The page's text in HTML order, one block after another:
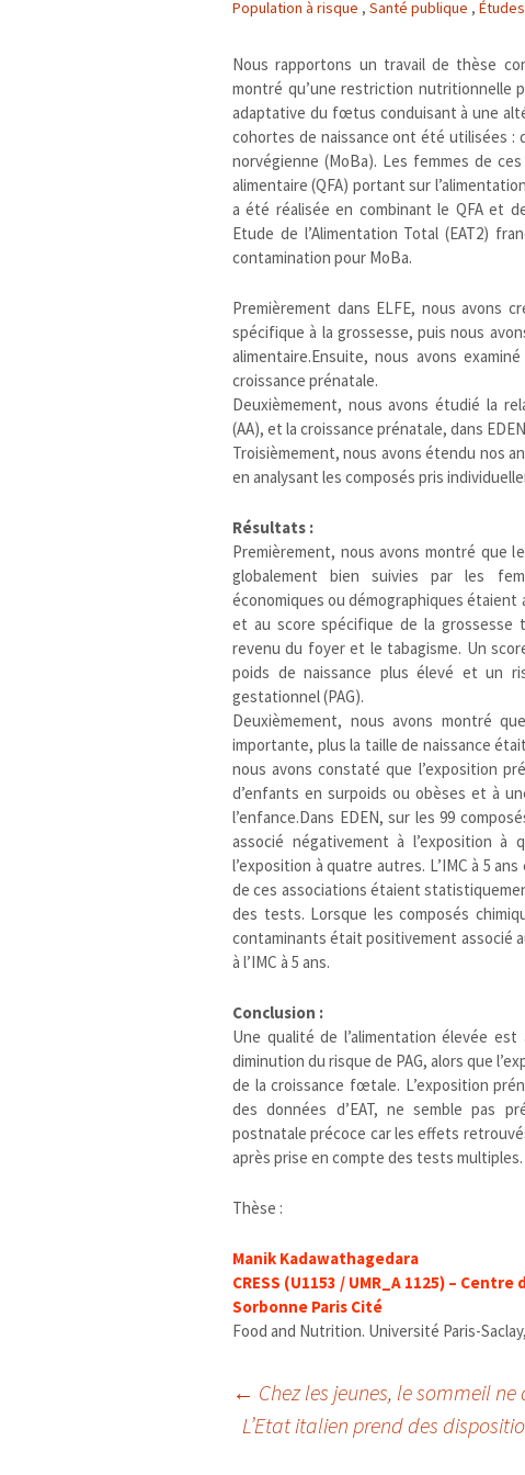
Population à risque , Santé publique ,
Nous rapportons un travail de thèse
montré qu’une restriction nutritionnelle
adaptative du fœtus conduisant à une
cohortes de naissance ont été utilisées :
norvégienne (MoBa). Les femmes de
alimentaire (QFA) portant sur
a été réalisée en combinant le QFA et
Etude de l’Alimentation Total (EAT2)
contamination pour MoBa.
Premièrement dans ELFE, nous avons
spécifique à la grossesse, puis nous
alimentaire.Ensuite, nous avons
croissance prénatale.
Deuxièmement, nous avons étudié la
(AA), et la croissance prénatale, dans
Troisièmement, nous avons étendu nos
en analysant les composés pris
Résultats :
Premièrement, nous avons montré que
globalement bien suivies par les
économiques ou démographiques étaient
et au score spécifique de la grossesse
revenu du foyer et le tabagisme. Un
poids de naissance plus élevé et un
gestationnel (PAG).
Deuxièmement, nous avons montré
importante, plus la taille de naissance
nous avons constaté que l’exposition
d’enfants en surpoids ou obèses et à
l’enfance.Dans EDEN, sur les 99
associé négativement à l’exposition à
l’exposition à quatre autres. L’IMC à 5
de ces associations étaient
des tests. Lorsque les composés
contaminants était positivement associé
à l’IMC à 5 ans.
Conclusion :
Une qualité de l’alimentation élevée
diminution du risque de PAG, alors que
de la croissance fœtale. L’exposition
des données d’EAT, ne semble pas
postnatale précoce car les effets
après prise en compte des tests multiples.
Thèse :
Manik Kadawathagedara
CRESS (U1153 / UMR_A 1125) –
Sorbonne Paris Cité
Food and Nutrition. Université Paris-
Navigation
← Chez les jeunes, le sommeil
L’Etat italien prend des